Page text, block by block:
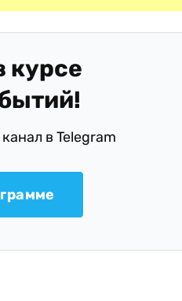
курсе
в Telegram